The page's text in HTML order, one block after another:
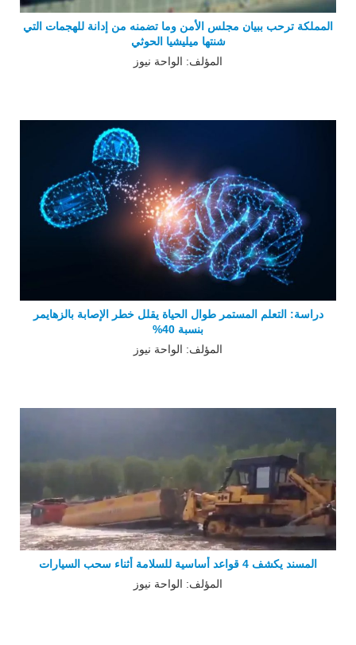
المملكة ترحب ببيان مجلس الأمن وما تضمنه من إدانة للهجمات التي
شنتها ميليشيا الحوثي
المؤلف: الواحة نيوز
دراسة: التعلم المستمر طوال الحياة يقلل خطر الإصابة بالزهايمر
بنسبة 40%
المؤلف: الواحة نيوز
المسند يكشف 4 قواعد أساسية للسلامة أثناء سحب السيارات
المؤلف: الواحة نيوز